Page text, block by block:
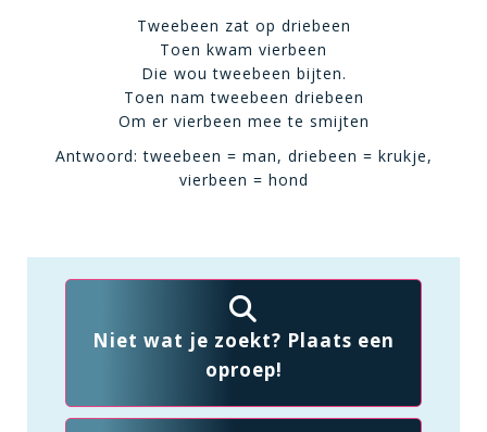
Tweebeen zat op driebeen
Toen kwam vierbeen
Die wou tweebeen bijten.
Toen nam tweebeen driebeen
Om er vierbeen mee te smijten
Antwoord: tweebeen = man, driebeen = krukje,
vierbeen = hond
Niet wat je zoekt? Plaats een
oproep!